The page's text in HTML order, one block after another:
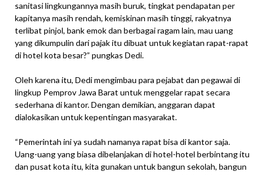
sanitasi lingkungannya masih buruk, tingkat pendapatan per
kapitanya masih rendah, kemiskinan masih tinggi, rakyatnya
terlibat pinjol, bank emok dan berbagai ragam lain, mau uang
yang dikumpulin dari pajak itu dibuat untuk kegiatan rapat-rapat
di hotel kota besar?” pungkas Dedi.
Oleh karena itu, Dedi mengimbau para pejabat dan pegawai di
lingkup Pemprov Jawa Barat untuk menggelar rapat secara
sederhana di kantor. Dengan demikian, anggaran dapat
dialokasikan untuk kepentingan masyarakat.
“Pemerintah ini ya sudah namanya rapat bisa di kantor saja.
Uang-uang yang biasa dibelanjakan di hotel-hotel berbintang itu
dan pusat kota itu, kita gunakan untuk bangun sekolah, bangun